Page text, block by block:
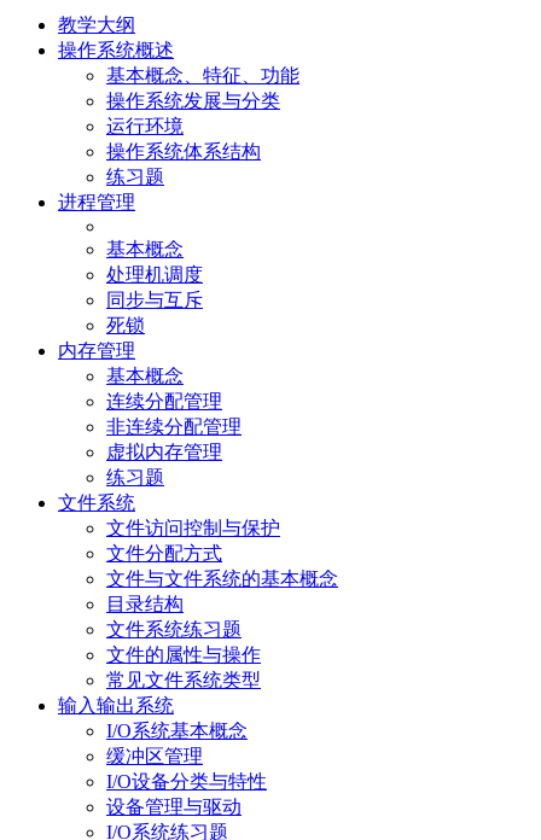
教学大纲
操作系统概述
基本概念、特征、功能
操作系统发展与分类
运行环境
操作系统体系结构
练习题
进程管理
基本概念
处理机调度
同步与互斥
死锁
内存管理
基本概念
连续分配管理
非连续分配管理
虚拟内存管理
练习题
文件系统
文件访问控制与保护
文件分配方式
文件与文件系统的基本概念
目录结构
文件系统练习题
文件的属性与操作
常见文件系统类型
输入输出系统
I/O系统基本概念
缓冲区管理
I/O设备分类与特性
设备管理与驱动
I/O系统练习题